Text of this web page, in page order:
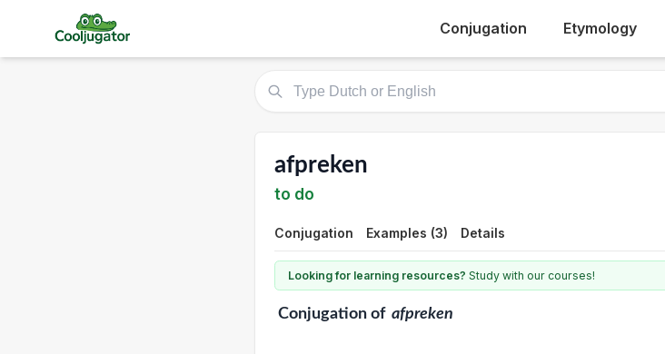
Conjugation Etymology
afpreken
to do
Conjugation Examples (3) Details
Looking for learning resources? Study with our courses!
Conjugationof afpreken